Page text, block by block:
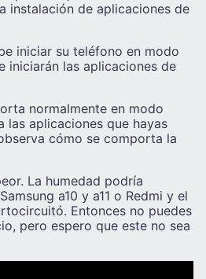
instalación de aplicaciones de
iniciar su teléfono en modo
iniciarán las aplicaciones de
normalmente en modo
las aplicaciones que hayas
cómo se comporta la
La humedad podría
a10 y a11 o Redmi y el
Entonces no puedes
pero espero que este no sea